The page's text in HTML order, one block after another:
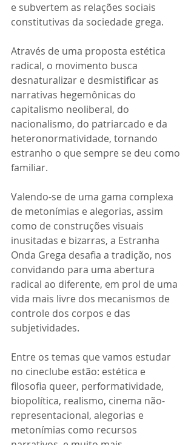
e subvertem as relações sociais
constitutivas da sociedade grega.
Através de uma proposta estética
radical, o movimento busca
desnaturalizar e desmistificar as
narrativas hegemônicas do
capitalismo neoliberal, do
nacionalismo, do patriarcado e da
heteronormatividade, tornando
estranho o que sempre se deu como
familiar.
Valendo-se de uma gama complexa
de metonímias e alegorias, assim
como de construções visuais
inusitadas e bizarras, a Estranha
Onda Grega desafia a tradição, nos
convidando para uma abertura
radical ao diferente, em prol de uma
vida mais livre dos mecanismos de
controle dos corpos e das
subjetividades.
Entre os temas que vamos estudar
no cineclube estão: estética e
filosofia queer, performatividade,
biopolítica, realismo, cinema não-
representacional, alegorias e
metonímias como recursos